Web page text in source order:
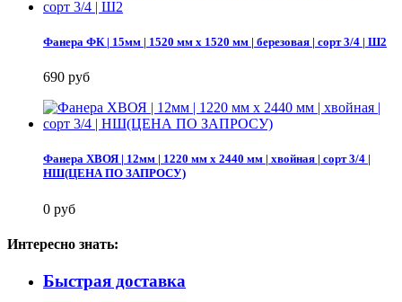
Фанера ФК | 15мм | 1520 мм х 1520 мм | березовая | сорт 3/4 | Ш2
690 руб
Фанера ХВОЯ | 12мм | 1220 мм х 2440 мм | хвойная | сорт 3/4 |
НШ(ЦЕНА ПО ЗАПРОСУ)
0 руб
Интересно знать:
Быстрая доставка